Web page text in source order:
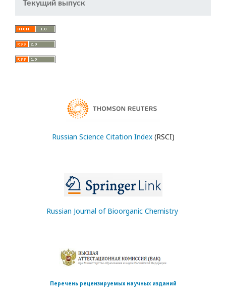
Текущий выпуск
Russian Science Citation Index(RSCI)
Russian Journal of Bioorganic Chemistry
Перечень рецензируемых научных изданий